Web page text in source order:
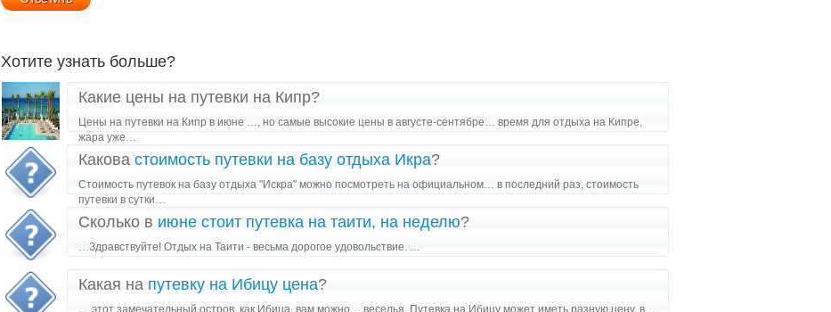
Хотите узнать больше?
Какие цены на путевки на Кипр?
Цены на путевки на Кипр в июне …, но самые высокие цены в августе-сентябре… время для отдыха на Кипре,
жара уже…
Какова стоимость путевки на базу отдыха Икра?
Стоимость путевок на базу отдыха "Искра" можно посмотреть на официальном… в последний раз, стоимость
путевки в сутки…
Сколько в июне стоит путевка на таити, на неделю?
…Здравствуйте! Отдых на Таити - весьма дорогое удовольствие. …
Какая на путевку на Ибицу цена?
… этот замечательный остров, как Ибица, вам можно… веселья. Путевка на Ибицу может иметь разную цену, в…